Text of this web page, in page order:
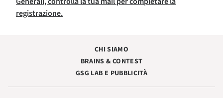
registrazione.
CHI SIAMO
BRAINS & CONTEST
GSG LAB E PUBBLICITÀ